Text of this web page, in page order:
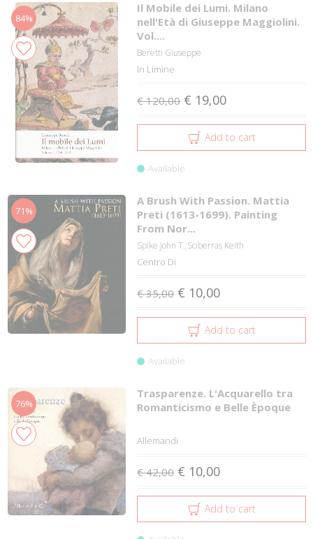
84%
Il Mobile dei Lumi. Milano
nell'Età di Giuseppe Maggiolini.
Vol....
Beretti Giuseppe
In Limine
€ 120,00 € 19,00
Add to cart
Available
71%
A Brush With Passion. Mattia
Preti (1613-1699). Painting
From Nor...
Spike John T.;Sciberras Keith
Centro Di
€ 35,00 € 10,00
Add to cart
Available
76%
Trasparenze. L'Acquarello tra
Romanticismo e Belle Èpoque
Allemandi
€ 42,00 € 10,00
Add to cart